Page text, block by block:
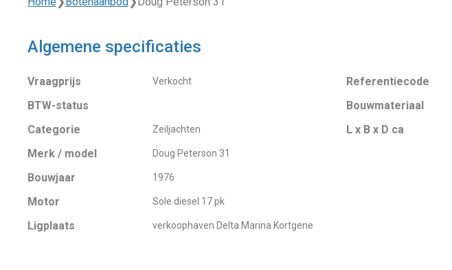
Algemene specificaties
Vraagprijs Verkocht
BTW-status
Categorie
Zeiljachten
Merk / model Doug Peterson 31
Bouwjaar 1976
Motor Sole diesel 17 pk
Ligplaats verkoophaven Delta Marina Kortgene
Referentiecode
Bouwmateriaal
L x B x D ca